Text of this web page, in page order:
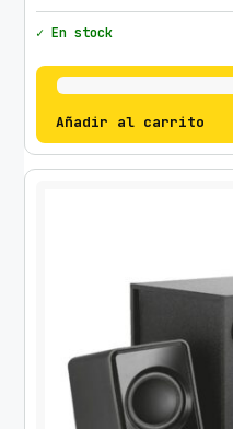
✓ En stock
Añadir al carrito